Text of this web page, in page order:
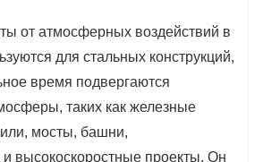
от атмосферных воздействий в
для стальных конструкций,
время подвергаются
таких как железные
мосты, башни,
и высокоскоростные проекты. Он